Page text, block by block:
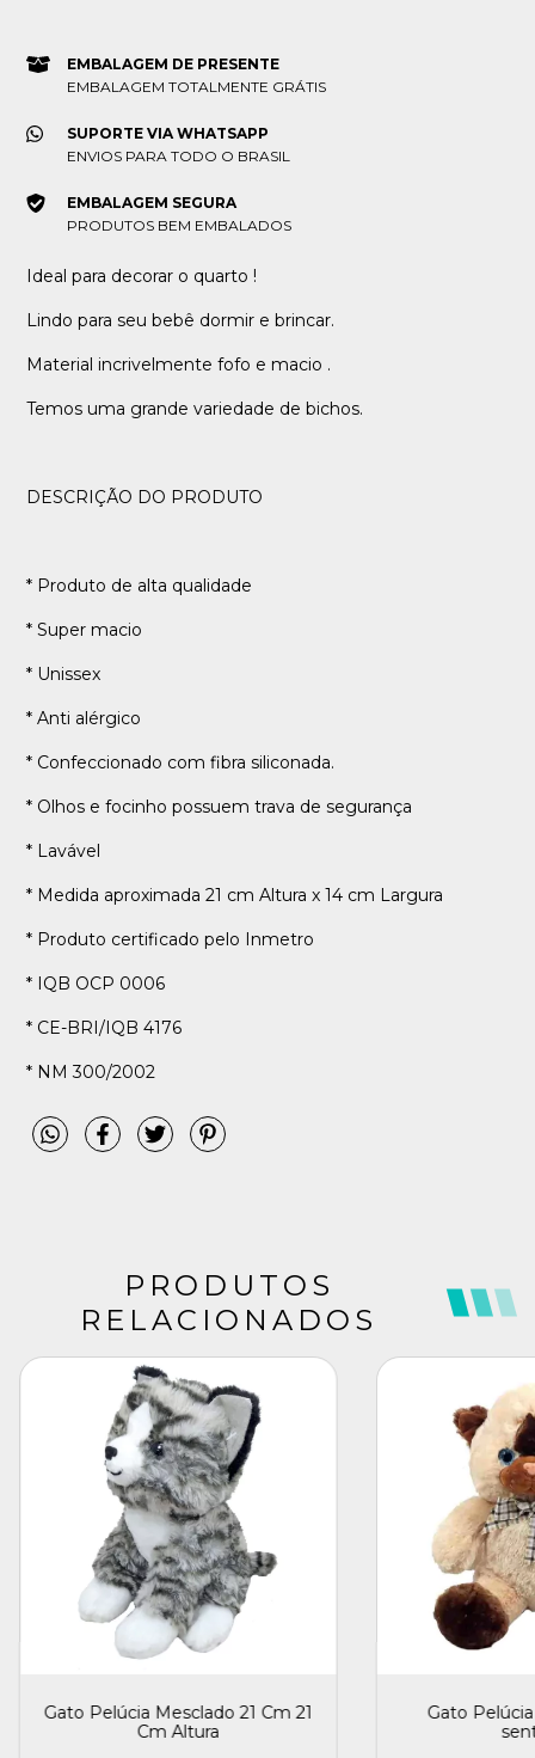
EMBALAGEM DE PRESENTE
EMBALAGEM TOTALMENTE GRÁTIS
SUPORTE VIA WHATSAPP
ENVIOS PARA TODO O BRASIL
EMBALAGEM SEGURA
PRODUTOS BEM EMBALADOS
Ideal para decorar o quarto !
Lindo para seu bebê dormir e brincar.
Material incrivelmente fofo e macio .
Temos uma grande variedade de bichos.
DESCRIÇÃO DO PRODUTO
* Produto de alta qualidade
* Super macio
* Unissex
* Anti alérgico
* Confeccionado com fibra siliconada.
* Olhos e focinho possuem trava de segurança
* Lavável
* Medida aproximada 21 cm Altura x 14 cm Largura
* Produto certificado pelo Inmetro
* IQB OCP 0006
* CE-BRI/IQB 4176
* NM 300/2002
PRODUTOS
RELACIONADOS
Gato Pelúcia Mesclado 21 Cm 21
Cm Altura
Gato